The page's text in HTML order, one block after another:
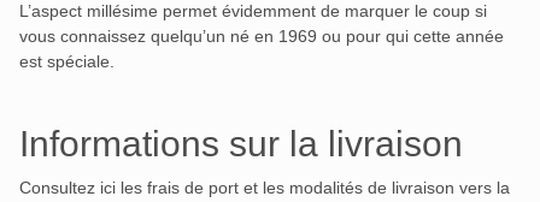
L’aspect millésime permet évidemment de marquer le coup si
vous connaissez quelqu’un né en 1969 ou pour qui cette année
est spéciale.
Informations sur la livraison
Consultez ici les frais de port et les modalités de livraison vers la